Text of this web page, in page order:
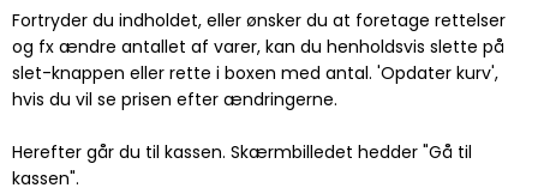
Fortryder du indholdet, eller ønsker du at foretage rettelser
og fx ændre antallet af varer, kan du henholdsvis slette på
slet-knappen eller rette i boxen med antal. 'Opdater kurv',
hvis du vil se prisen efter ændringerne.
Herefter går du til kassen. Skærmbilledet hedder "Gå til
kassen".